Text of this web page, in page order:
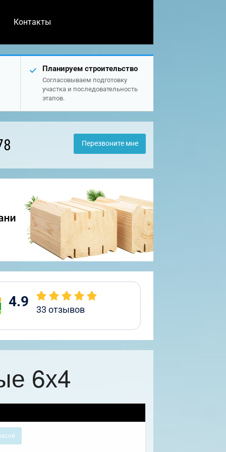
Контакты
Планируем строительство
Согласовываем подготовку
участка и последовательность
этапов.
Перезвоните мне
4.9 33 отзывов
6х4